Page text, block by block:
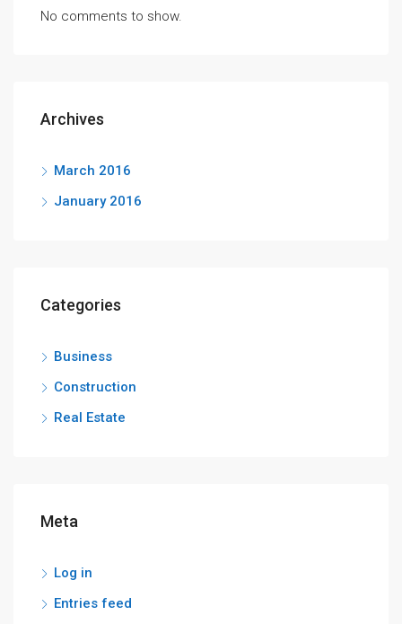
No comments to show.
Archives
March 2016
January 2016
Categories
Business
Construction
Real Estate
Meta
Log in
Entries feed